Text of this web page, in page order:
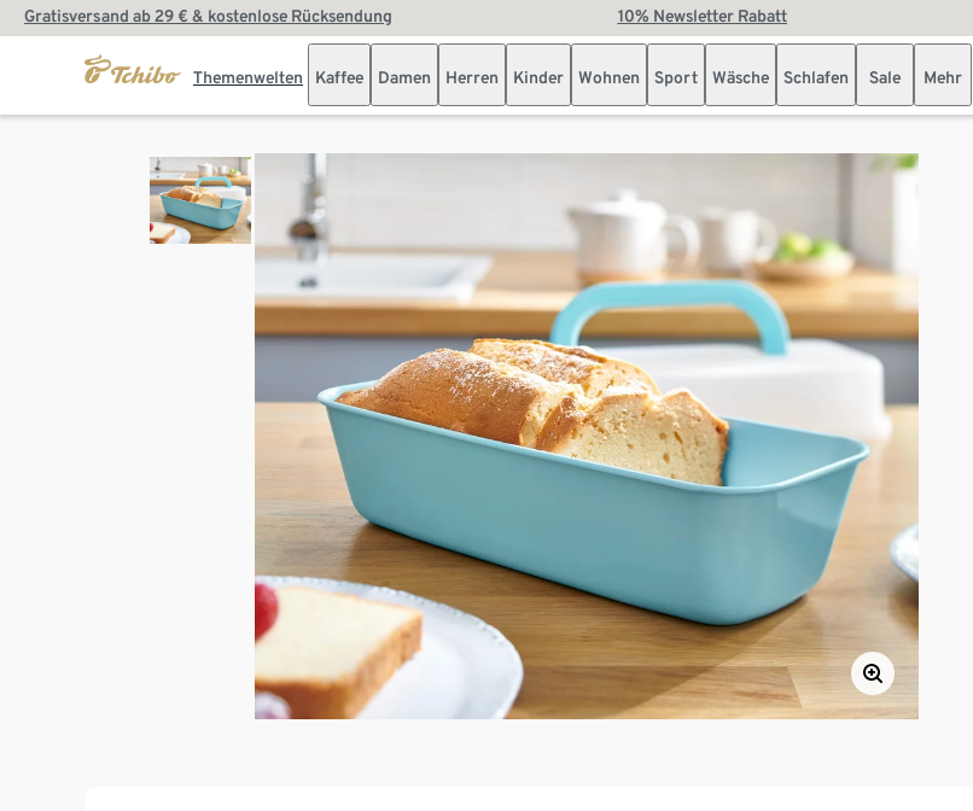
Gratisversand ab 29 € & kostenlose Rücksendung 10% Newsletter Rabatt
Themenwelten Kaffee Damen Herren Kinder Wohnen Sport Wäsche Schlafen Sale Mehr